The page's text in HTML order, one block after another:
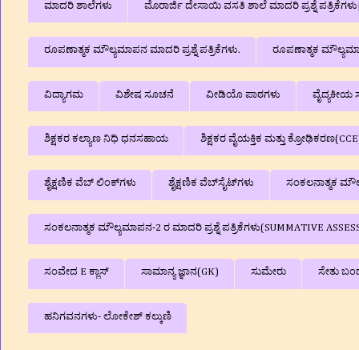
ಮಾದರಿ ಶಾಲೆಗಳು ಮೊರಾರ್ಜಿ ದೇಸಾಯಿ ವಸತಿ ಶಾಲೆ ಮಾದರಿ ಪ್ರಶ್ನೆ
ರೂಪಣಾತ್ಮಕ ಮೌಲ್ಯಮಾಪನ ಮಾದರಿ ಪ್ರಶ್ನೆ ಪತ್ರಿಕೆಗಳು. ರೂಪಣಾತ್ಮಕ
ವಿದ್ಯಾಗಮ ವಿಶೇಷ ಸೂಚನೆ ವೀಡಿಯೊ ಪಾಠಗಳು ವೈದ್ಯಕೀಯ
ಶಿಕ್ಷಕರ ಕಲ್ಯಾಣ ನಿಧಿ ಧನಸಹಾಯ ಶಿಕ್ಷಕರ ವೈಯಕ್ತಿಕ ಮತ್ತು
ಶೈಕ್ಷಣಿಕ ವೆಬ್‌ ಲಿಂಕ್‌ಗಳು ಶೈಕ್ಷಣಿಕ ವೆಬ್‌ಸೈಟ್‌ಗಳು ಸಂಕಲನಾತ್ಮಕ
ಸಂಕಲನಾತ್ಮಕ ಮೌಲ್ಯಮಾಪನ-2 ರ ಮಾದರಿ ಪ್ರಶ್ನೆ ಪತ್ರಿಕೆಗಳು(SUMMATIVE
ಸಂವೇದ E ಕ್ಲಾಸ್ ಸಾಮಾನ್ಯ ಜ್ಞಾನ(GK) ಸುಮೇರು ಸೇತು
ಹನಿಗವನಗಳು- ಲೋಕೇಶ್ ಕಲ್ಕುಣಿ